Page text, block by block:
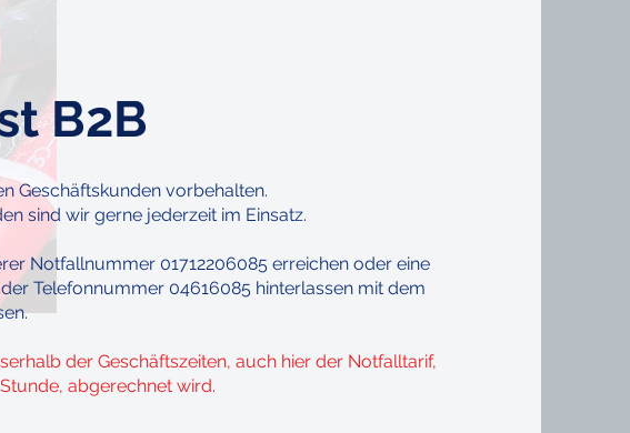
B2B
Geschäftskunden vorbehalten.
sind wir gerne jederzeit im Einsatz.
Notfallnummer 01712206085 erreichen oder eine
Telefonnummer 04616085 hinterlassen mit dem
der Geschäftszeiten, auch hier der Notfalltarif,
abgerechnet wird.